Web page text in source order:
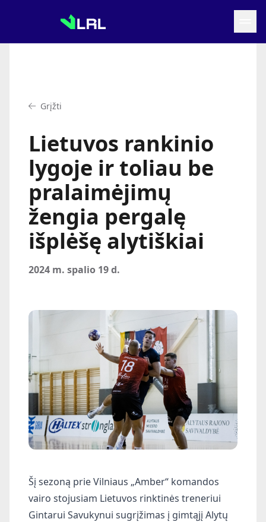
Tvarkaraštis
Statistika
Turnyrinė lentelė
Komandos
Grįžti
Lietuvos rankinio
lygoje ir toliau be
pralaimėjimų
žengia pergalę
išplėšę alytiškiai
2024 m. spalio 19 d.
Šį sezoną prie Vilniaus „Amber“ komandos
vairo stojusiam Lietuvos rinktinės treneriui
Gintarui Savukynui sugrįžimas į gimtąjį Alytų